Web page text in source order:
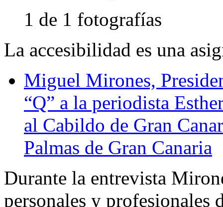
1 de 1 fotografías
La accesibilidad es una
Miguel Mirones,
“Q” a la periodista
al Cabildo de Gran
Palmas de Gran Canaria
Durante la entrevista
personales y profesionales